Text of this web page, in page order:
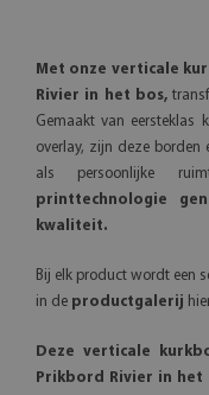
Met onze verticale
Rivier in het bos,
Gemaakt van eersteklas
overlay, zijn deze borden
als persoonlijke
printtechnologie
kwaliteit.
Bij elk product wordt een
in de productgalerij
Deze verticale
Prikbord Rivier in het